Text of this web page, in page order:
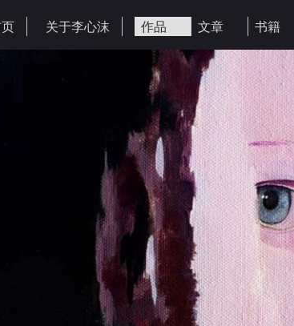
关于李心沫 作品 文章 书籍